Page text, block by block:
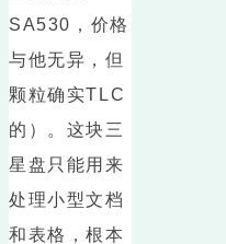
SA530，价格
与他无异，但
颗粒确实TLC
的）。这块三
星盘只能用来
处理小型文档
和表格，根本